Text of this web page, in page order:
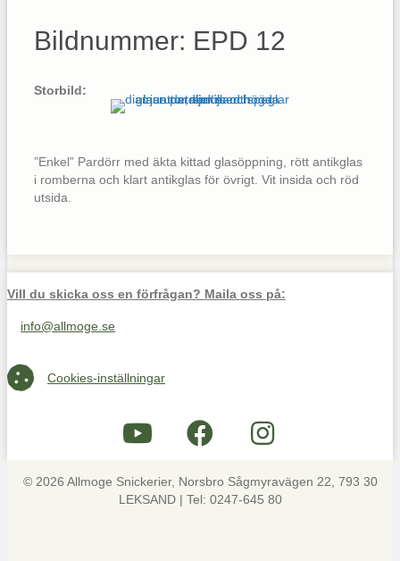
Bildnummer: EPD 12
Storbild:
”Enkel” Pardörr med äkta kittad glasöppning, rött antikglas
i romberna och klart antikglas för övrigt. Vit insida och röd
utsida.
Vill du skicka oss en förfrågan? Maila oss på:
Maila oss på info@allmoge.se
info@allmoge.se
Cookies-inställningar
Cookies-inställningar
© 2026 Allmoge Snickerier, Norsbro Sågmyravägen 22, 793 30
LEKSAND | Tel: 0247-645 80